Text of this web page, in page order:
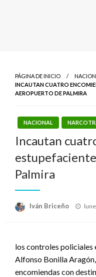
PÁGINA DE INICIO
INCAUTAN CUATRO
AEROPUERTO DE PALMIRA
NACIONAL
Incautan
Palmira
Iván Briceño
los controles policiales
Alfonso Bonilla
encomiendas con